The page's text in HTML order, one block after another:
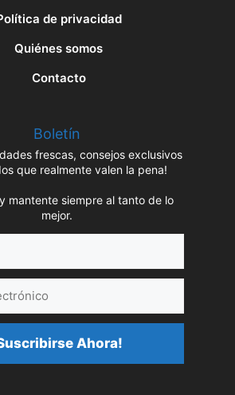
de privacidad
Quiénes somos
Contacto
Boletín
frescas, consejos exclusivos
que realmente valen la pena!
mantente siempre al tanto de lo
mejor.
Ahora!